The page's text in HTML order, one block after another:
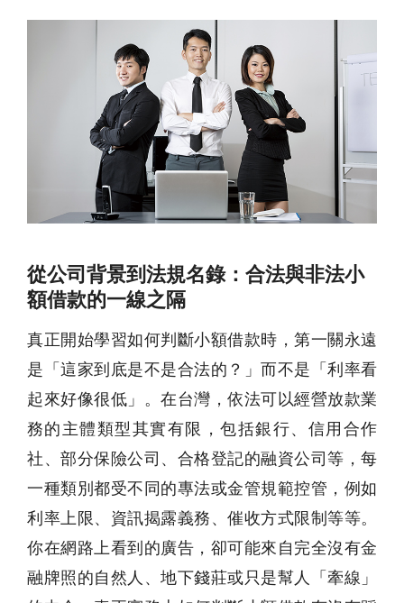
從公司背景到法規名錄：合法與非法小
額借款的一線之隔
真正開始學習如何判斷小額借款時，第一關永遠
是「這家到底是不是合法的？」而不是「利率看
起來好像很低」。在台灣，依法可以經營放款業
務的主體類型其實有限，包括銀行、信用合作
社、部分保險公司、合格登記的融資公司等，每
一種類別都受不同的專法或金管規範控管，例如
利率上限、資訊揭露義務、催收方式限制等等。
你在網路上看到的廣告，卻可能來自完全沒有金
融牌照的自然人、地下錢莊或只是幫人「牽線」